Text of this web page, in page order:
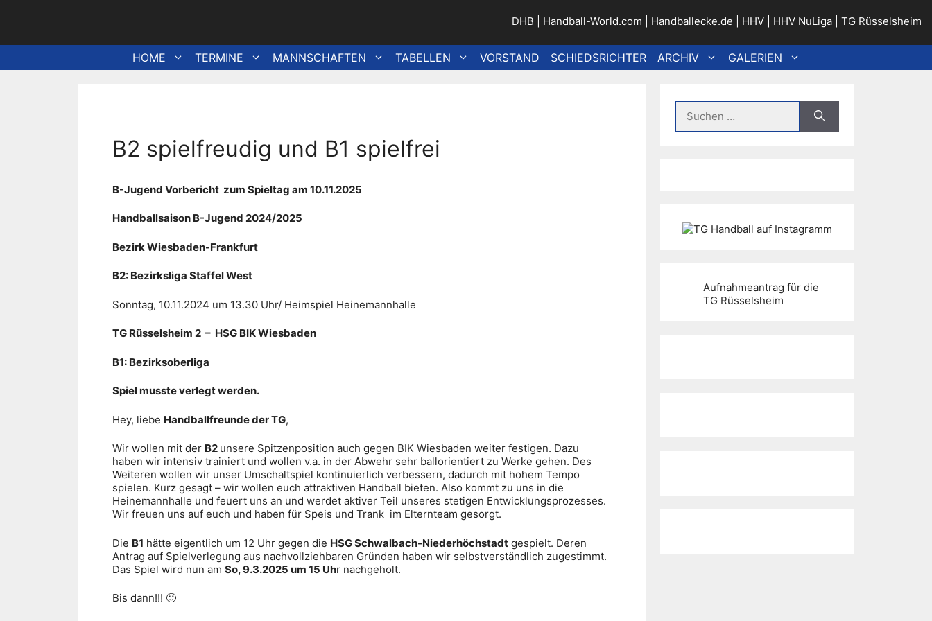
DHB Handball-World.com Handballecke.de HHV HHV NuLiga TG Rüsselsheim
HOME TERMINE MANNSCHAFTEN TABELLEN VORSTAND SCHIEDSRICHTER ARCHIV GALERIEN
B2 spielfreudig und B1 spielfrei
B-Jugend Vorbericht zum Spieltag am 10.11.2025
Handballsaison B-Jugend 2024/2025
Bezirk Wiesbaden-Frankfurt
B2: Bezirksliga Staffel West
Sonntag, 10.11.2024 um 13.30 Uhr/ Heimspiel Heinemannhalle
TG Rüsselsheim 2 – HSG BIK Wiesbaden
B1: Bezirksoberliga
Spiel musste verlegt werden.
Hey, liebe Handballfreunde der TG,
Wir wollen mit der B2 unsere Spitzenposition auch gegen BIK Wiesbaden weiter festigen. Dazu
haben wir intensiv trainiert und wollen v.a. in der Abwehr sehr ballorientiert zu Werke gehen. Des
Weiteren wollen wir unser Umschaltspiel kontinuierlich verbessern, dadurch mit hohem Tempo
spielen. Kurz gesagt – wir wollen euch attraktiven Handball bieten. Also kommt zu uns in die
Heinemannhalle und feuert uns an und werdet aktiver Teil unseres stetigen Entwicklungsprozesses.
Wir freuen uns auf euch und haben für Speis und Trank im Elternteam gesorgt.
Die B1 hätte eigentlich um 12 Uhr gegen die HSG Schwalbach-Niederhöchstadt gespielt. Deren
Antrag auf Spielverlegung aus nachvollziehbaren Gründen haben wir selbstverständlich zugestimmt.
Das Spiel wird nun am So, 9.3.2025 um 15 Uhr nachgeholt.
Bis dann!!! 🙂
nach:
Aufnahmeantrag für die
TG Rüsselsheim